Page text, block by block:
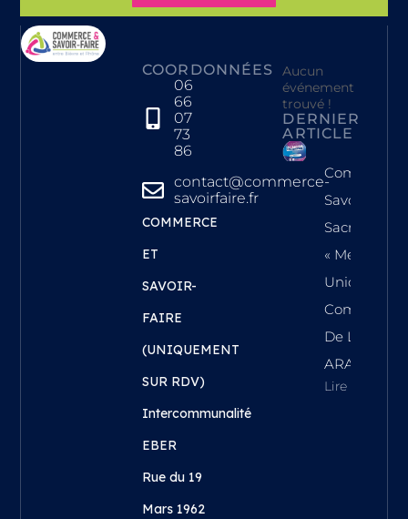
COORDONNÉES
06
66
07
73
86
contact@commerce-
savoirfaire.fr
COMMERCE
ET
SAVOIR-
FAIRE
(UNIQUEMENT
SUR RDV)
Intercommunalité
EBER
Rue du 19
Mars 1962
Aucun
événement
trouvé !
DERNIER
ARTICLE
Commerce
Savoir-Faire
Sacrée
« Meilleure
Union
De La
ARA !
Lire L'article